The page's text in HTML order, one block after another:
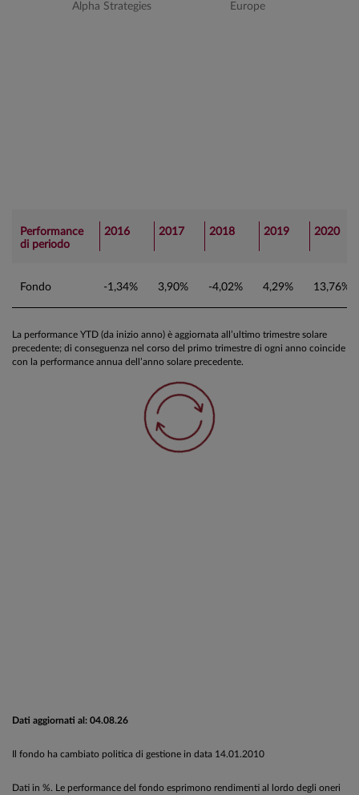
Alpha Strategies
Europe
Performance
di periodo
2016 2017 2018 2019 2020
Fondo -1,34% 3,90% -4,02% 4,29% 13,76%
La performance YTD (da inizio anno) è aggiornata all’ultimo trimestre solare
precedente; di conseguenza nel corso del primo trimestre di ogni anno coincide
con la performance annua dell’anno solare precedente.
Dati aggiornati al: 04.08.26
Il fondo ha cambiato politica di gestione in data 14.01.2010
Dati in %. Le performance del fondo esprimono rendimenti al lordo degli oneri